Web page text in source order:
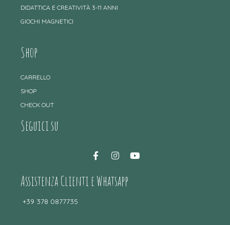
DIDATTICA E CREATIVITÀ 3-11 ANNI
GIOCHI MAGNETICI
Shop
CARRELLO
SHOP
CHECK OUT
Seguici su
Assistenza Clienti e Whatsapp
+39 378 0877735